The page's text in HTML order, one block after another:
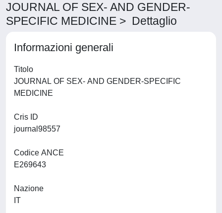
JOURNAL OF SEX- AND GENDER-
SPECIFIC MEDICINE > Dettaglio
Informazioni generali
Titolo
JOURNAL OF SEX- AND GENDER-SPECIFIC
Cris ID
Codice ANCE
Nazione